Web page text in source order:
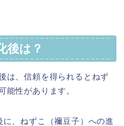
後は？
は、信頼を得られるとねず
能性があります。
、ねずこ（禰豆子）への進